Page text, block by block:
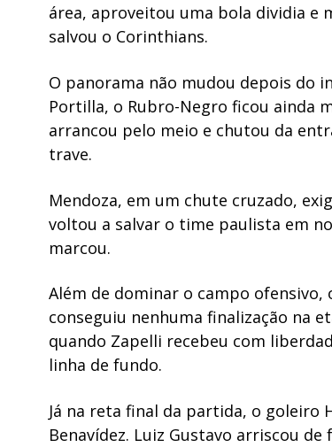
área, aproveitou uma bola dividia e
salvou o Corinthians.
O panorama não mudou depois do
Portilla, o Rubro-Negro ficou ainda
arrancou pelo meio e chutou da
trave.
Mendoza, em um chute cruzado,
voltou a salvar o time paulista em
marcou.
Além de dominar o campo
conseguiu nenhuma finalização na
quando Zapelli recebeu com
linha de fundo.
Já na reta final da partida, o goleiro
Benavídez. Luiz Gustavo arriscou